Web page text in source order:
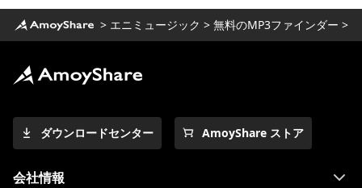
> エニミュージック > 無料のMP3ファインダー >
ダウンロードセンター AmoyShare ストア
会社情報